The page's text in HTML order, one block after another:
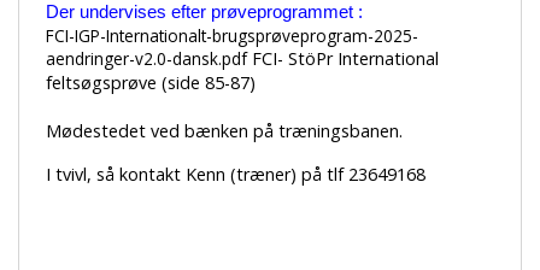
Der undervises efter prøveprogrammet :
FCI-IGP-Internationalt-brugsprøveprogram-2025-
aendringer-v2.0-dansk.pdf FCI- StöPr International
feltsøgsprøve (side 85-87)
Mødestedet ved bænken på træningsbanen.
I tvivl, så kontakt Kenn (træner) på tlf 23649168